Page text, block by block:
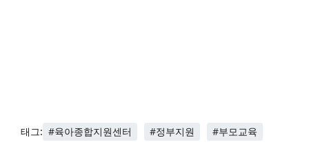
태그: #육아종합지원센터 #정부지원 #부모교육